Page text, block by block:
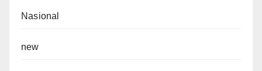
Nasional
new